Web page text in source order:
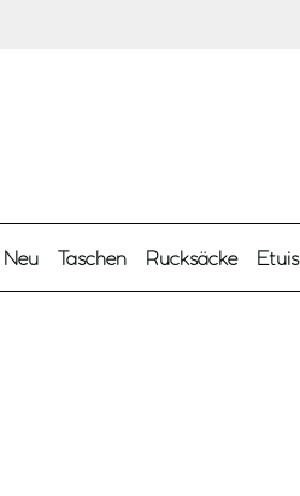
Neu Taschen Rucksäcke Etuis